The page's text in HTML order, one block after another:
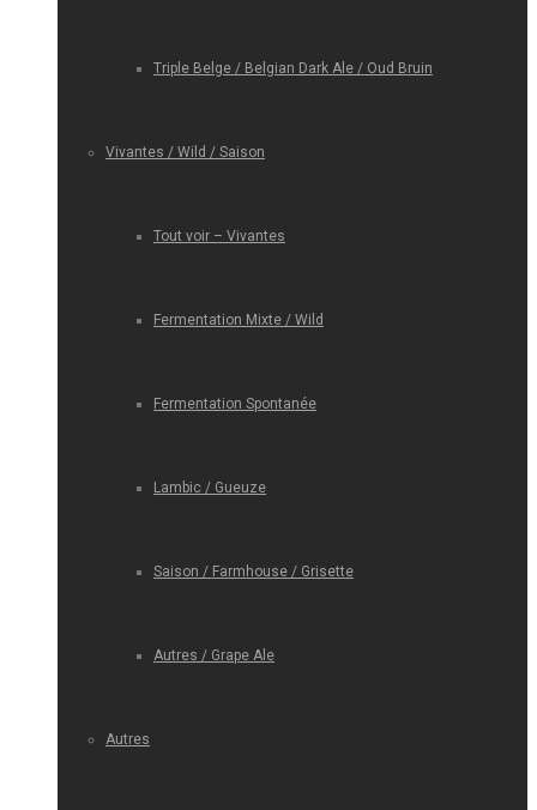
Triple Belge / Belgian Dark Ale / Oud Bruin
Vivantes / Wild / Saison
Tout voir – Vivantes
Fermentation Mixte / Wild
Fermentation Spontanée
Lambic / Gueuze
Saison / Farmhouse / Grisette
Autres / Grape Ale
Autres